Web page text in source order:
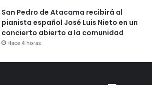
San Pedro de Atacama recibirá al
pianista español José Luis Nieto en un
concierto abierto a la comunidad
Hace 4 horas